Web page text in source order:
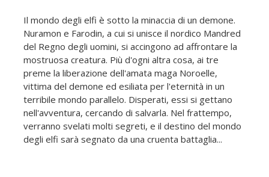
Il mondo degli elfi è sotto la minaccia di un demone.
Nuramon e Farodin, a cui si unisce il nordico Mandred
del Regno degli uomini, si accingono ad affrontare la
mostruosa creatura. Più d'ogni altra cosa, ai tre
preme la liberazione dell'amata maga Noroelle,
vittima del demone ed esiliata per l'eternità in un
terribile mondo parallelo. Disperati, essi si gettano
nell'avventura, cercando di salvarla. Nel frattempo,
verranno svelati molti segreti, e il destino del mondo
degli elfi sarà segnato da una cruenta battaglia...